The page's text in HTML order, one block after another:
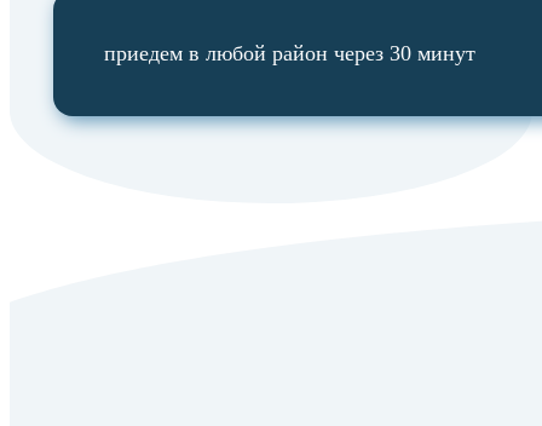
приедем в любой район через 30 минут